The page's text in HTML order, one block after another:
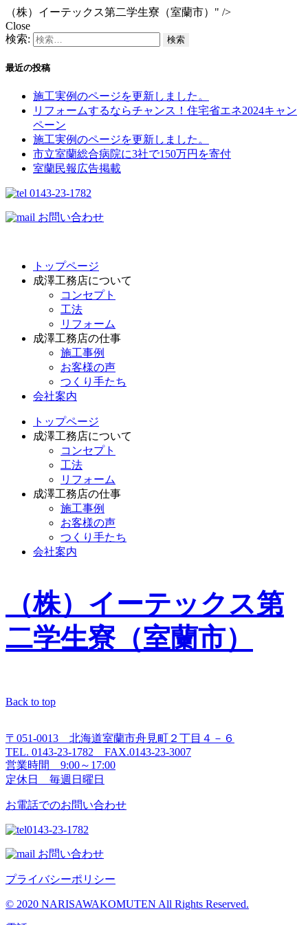
（株）イーテックス第二学生寮（室蘭市）" />
Close
検索:
最近の投稿
施工実例のページを更新しました。
リフォームするならチャンス！住宅省エネ2024キャン
ペーン​
施工実例のページを更新しました。
市立室蘭総合病院に3社で150万円を寄付
室蘭民報広告掲載
0143-23-1782
お問い合わせ
トップページ
成澤工務店について
コンセプト
工法
リフォーム
成澤工務店の仕事
施工事例
お客様の声
つくり手たち
会社案内
トップページ
成澤工務店について
コンセプト
工法
リフォーム
成澤工務店の仕事
施工事例
お客様の声
つくり手たち
会社案内
（株）イーテックス第
二学生寮（室蘭市）
Back to top
〒051-0013 北海道室蘭市舟見町２丁目４－６
TEL. 0143-23-1782 FAX.0143-23-3007
営業時間 9:00～17:00
定休日 毎週日曜日
お電話でのお問い合わせ
0143-23-1782
お問い合わせ
プライバシーポリシー
© 2020 NARISAWAKOMUTEN All Rights Reserved.